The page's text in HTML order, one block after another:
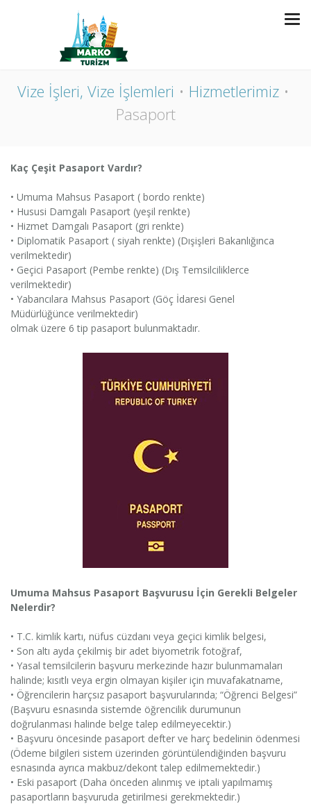
PASAPORT
Vize İşleri, Vize İşlemleri
Hizmetlerimiz
Pasaport
Kaç Çeşit Pasaport Vardır?
• Umuma Mahsus Pasaport ( bordo renkte)
• Hususi Damgalı Pasaport (yeşil renkte)
• Hizmet Damgalı Pasaport (gri renkte)
• Diplomatik Pasaport ( siyah renkte) (Dışişleri Bakanlığınca
verilmektedir)
• Geçici Pasaport (Pembe renkte) (Dış Temsilciliklerce
verilmektedir)
• Yabancılara Mahsus Pasaport (Göç İdaresi Genel
Müdürlüğünce verilmektedir)
olmak üzere 6 tip pasaport bulunmaktadır.
Umuma Mahsus Pasaport Başvurusu İçin Gerekli Belgeler
Nelerdir?
• T.C. kimlik kartı, nüfus cüzdanı veya geçici kimlik belgesi,
• Son altı ayda çekilmiş bir adet biyometrik fotoğraf,
• Yasal temsilcilerin başvuru merkezinde hazır bulunmamaları
halinde; kısıtlı veya ergin olmayan kişiler için muvafakatname,
• Öğrencilerin harçsız pasaport başvurularında; “Öğrenci Belgesi”
(Başvuru esnasında sistemde öğrencilik durumunun
doğrulanması halinde belge talep edilmeyecektir.)
• Başvuru öncesinde pasaport defter ve harç bedelinin ödenmesi
(Ödeme bilgileri sistem üzerinden görüntülendiğinden başvuru
esnasında ayrıca makbuz/dekont talep edilmemektedir.)
• Eski pasaport (Daha önceden alınmış ve iptali yapılmamış
pasaportların başvuruda getirilmesi gerekmektedir.)